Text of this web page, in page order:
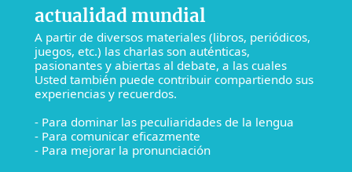
actualidad mundial
A partir de diversos materiales (libros, periódicos,
juegos, etc.) las charlas son auténticas,
pasionantes y abiertas al debate, a las cuales
Usted también puede contribuir compartiendo sus
experiencias y recuerdos.
- Para dominar las peculiaridades de la lengua
- Para comunicar eficazmente
- Para mejorar la pronunciación